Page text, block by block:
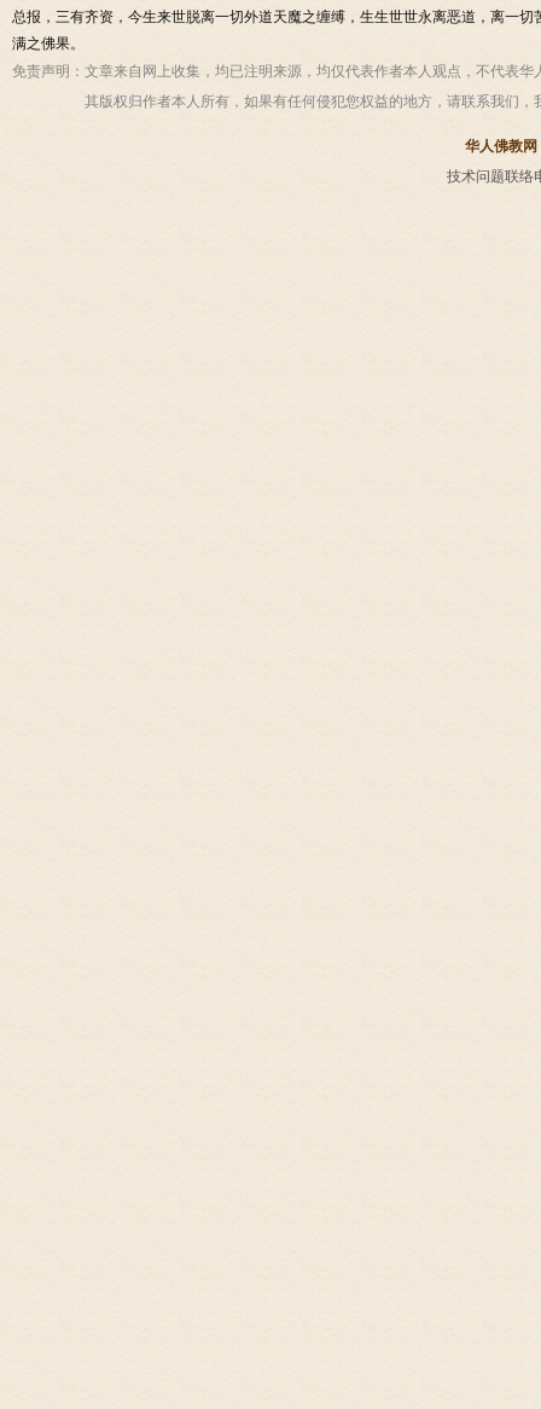
总报，三有齐资，今生来世脱离一切外道天魔之缠缚，生生世世永离恶道，离一
满之佛果。
免责声明： 文章来自网上收集，均已注明来源，均仅代表作者本人观点，不代表
其版权归作者本人所有，如果有任何侵犯您权益的地方，请联系我们，
华人佛教网
技术问题联络